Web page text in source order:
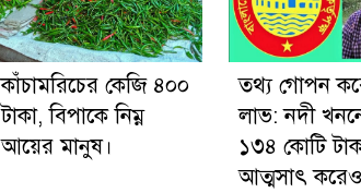
কাঁচামরিচের কেজি ৪০০
টাকা, বিপাকে নিম্ন
আয়ের মানুষ।
তথ্য গোপন
লাভ: নদী
১৩৪ কোটি
আত্মসাৎ